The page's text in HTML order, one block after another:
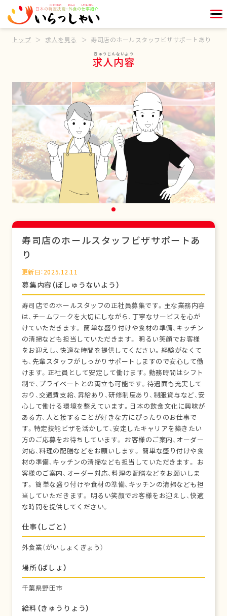
トップ 求人を見る 寿司店のホールスタッフビザサポートあり
求人内容
寿司店のホールスタッフビザサポートあ
り
更新日：2025.12.11
募集内容（ぼしゅうないよう）
寿司店でのホールスタッフの正社員募集です。主な業務内容
は、チームワークを大切にしながら、丁寧なサービスを心が
けていただきます。 簡単な盛り付けや食材の準備、キッチン
の清掃なども担当していただきます。 明るい笑顔でお客様
をお迎えし、快適な時間を提供してください。経験がなくて
も、先輩スタッフがしっかりサポートしますので安心して働
けます。正社員として安定して働けます。勤務時間はシフト
制で、プライベートとの両立も可能です。待遇面も充実して
おり、交通費支給、昇給あり、研修制度あり、制服貸与など、安
心して働ける環境を整えています。日本の飲食文化に興味が
ある方、人と接することが好きな方にぴったりのお仕事で
す。特定技能ビザを活かして、安定したキャリアを築きたい
方のご応募をお待ちしています。 お客様のご案内、オーダー
対応、料理の配膳などをお願いします。 簡単な盛り付けや食
材の準備、キッチンの清掃なども担当していただきます。 お
客様のご案内、オーダー対応、料理の配膳などをお願いしま
す。 簡単な盛り付けや食材の準備、キッチンの清掃なども担
当していただきます。 明るい笑顔でお客様をお迎えし、快適
な時間を提供してください。
仕事（しごと）
外食業（がいしょくぎょう）
場所（ばしょ）
千葉県野田市
給料（きゅうりょう）